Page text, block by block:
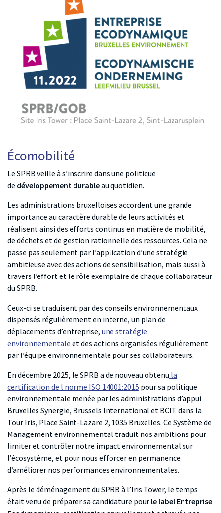
Écomobilité
Le SPRB veille à s’inscrire dans une politique
de développement durableau quotidien.
Les administrations bruxelloises accordent une grande
importance au caractère durable de leurs activités et
réalisent ainsi des efforts continus en matière de mobilité,
de déchets et de gestion rationnelle des ressources. Cela ne
passe pas seulement par l’application d’une stratégie
ambitieuse avec des actions de sensibilisation, mais aussi à
travers l’effort et le rôle exemplaire de chaque collaborateur
du SPRB.
Ceux-ci se traduisent par des conseils environnementaux
dispensés régulièrement en interne, un plan de
déplacements d’entreprise, une stratégie
environnementale et des actions organisées régulièrement
par l’équipe environnementale pour ses collaborateurs.
En décembre 2025, le SPRB a de nouveau obtenu la
certification de l norme ISO 14001:2015 pour sa politique
environnementale menée par les administrations d’appui
Bruxelles Synergie, Brussels International et BCIT dans la
Tour Iris, Place Saint-Lazare 2, 1035 Bruxelles. Ce Système de
Management environnemental traduit nos ambitions pour
limiter et contrôler notre impact environnemental sur
l’écosystème, et pour nous efforcer en permanence
d’améliorer nos performances environnementales.
Après le déménagement du SPRB à l’Iris Tower, le temps
était venu de préparer sa candidature pour le label Entreprise